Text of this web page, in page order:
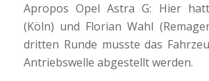
Apropos Opel Astra G: Hier
(Köln) und Florian Wahl
dritten Runde musste das
Antriebswelle abgestellt werden.